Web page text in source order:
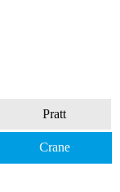
Pratt
Crane